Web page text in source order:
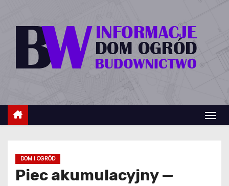
o
DOM I OGRÓD
Piec akumulacyjny —